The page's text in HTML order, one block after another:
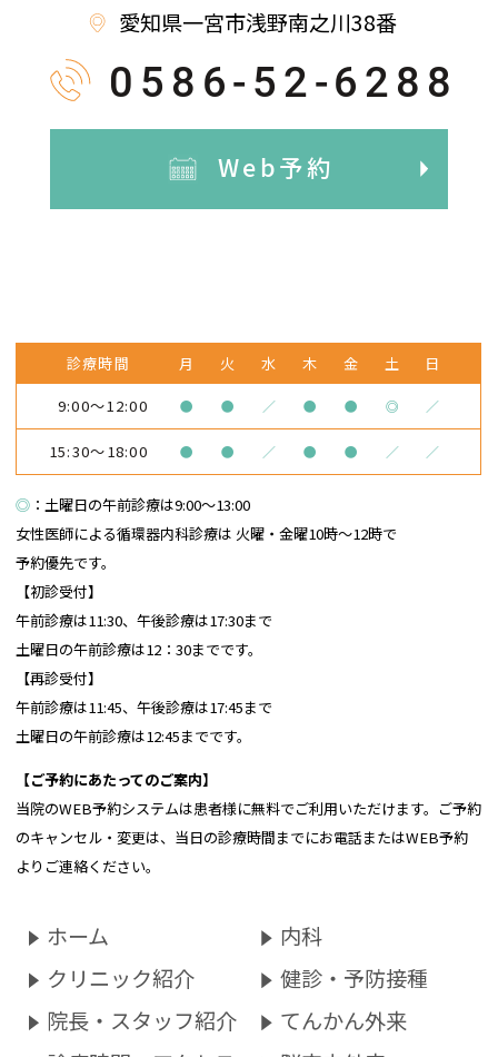
愛知県一宮市浅野南之川38番
0586-52-6288
Web予約
診療時間 月 火 水 木 金 土
日
9:00～12:00
● ● ／ ● ● ◎ ／
15:30～18:00 ● ● ／ ● ● ／ ／
◎ ：土曜日の午前診療は9:00～13:00
女性医師による循環器内科診療は 火曜・金曜10時～12時で
予約優先です。
【初診受付】
午前診療は11:30、午後診療は17:30まで
土曜日の午前診療は12：30までです。
【再診受付】
午前診療は11:45、午後診療は17:45まで
土曜日の午前診療は12:45までです。
【ご予約にあたってのご案内】
当院のWEB予約システムは患者様に無料でご利用いただけます。ご予約
のキャンセル・変更は、当日の診療時間までにお電話またはWEB予約
よりご連絡ください。
ホーム
クリニック紹介
院長・スタッフ紹介
内科
健診・予防接種
てんかん外来